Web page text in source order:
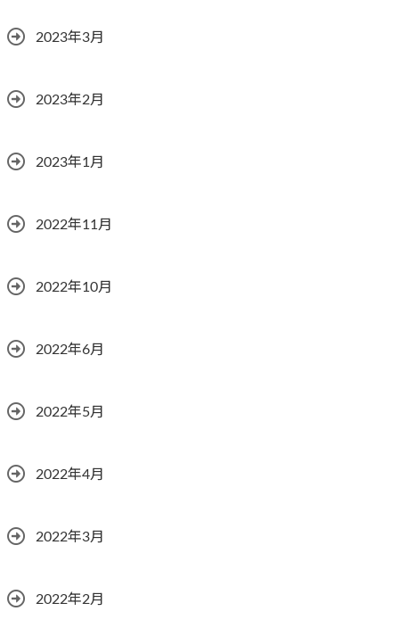
2023年3月
2023年2月
2023年1月
2022年11月
2022年10月
2022年6月
2022年5月
2022年4月
2022年3月
2022年2月